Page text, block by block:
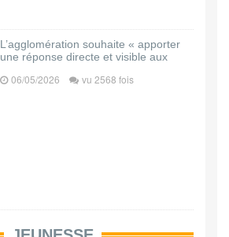
L’agglomération souhaite « apporter
une réponse directe et visible aux
06/05/2026 vu 2568 fois